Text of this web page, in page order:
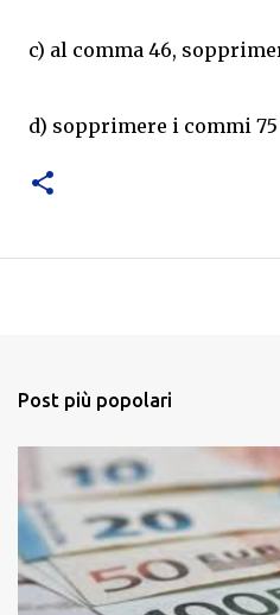
c) al comma 46,
d) sopprimere i commi 75
Post più popolari